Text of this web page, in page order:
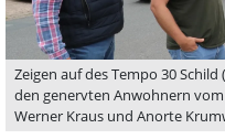
Zeigen auf des Tempo 30
den genervten Anwohnern
Werner Kraus und Anorte